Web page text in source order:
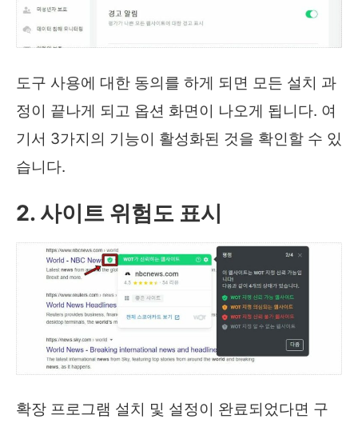
도구 사용에 대한 동의를 하게 되면 모든 설치 과
정이 끝나게 되고 옵션 화면이 나오게 됩니다. 여
기서 3가지의 기능이 활성화된 것을 확인할 수 있
습니다.
2. 사이트 위험도 표시
확장 프로그램 설치 및 설정이 완료되었다면 구